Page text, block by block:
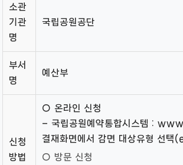
소관
기관
명
국립공원공단
부서
명
예산부
신청
방법
○ 온라인 신청
– 국립공원예약통합시스템 :
결재화면에서 감면 대상유형 선
○ 방문 신청